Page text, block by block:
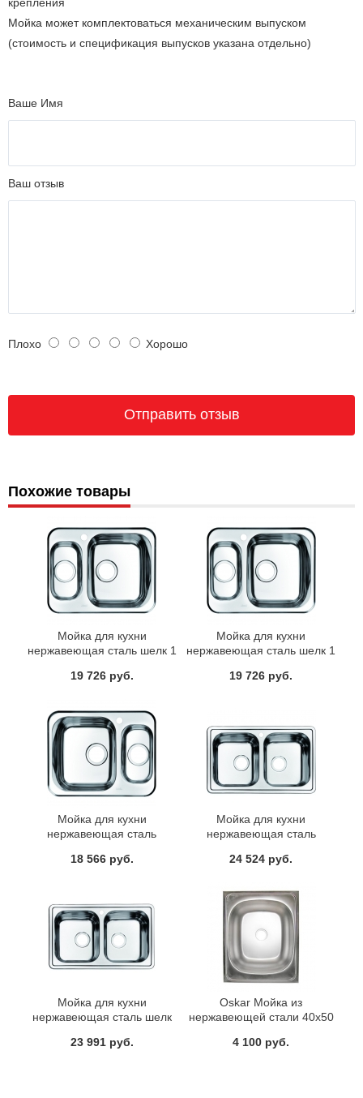
Мойка может комплектоваться механическим выпуском
(стоимость и спецификация выпусков указана отдельно)
Ваше Имя
Ваш отзыв
Плохо Хорошо
Похожие товары
Мойка для кухни
нержавеющая сталь шелк 1
STR60SZi77
19 726 руб.
Мойка для кухни
нержавеющая сталь шелк 1
STR60SXi77
19 726 руб.
Мойка для кухни
нержавеющая сталь
справа Iddis Strit
18 566 руб.
Мойка для кухни
нержавеющая сталь
STR78P2i77
24 524 руб.
Мойка для кухни
нержавеющая сталь шелк
23 991 руб.
Oskar Мойка из
нержавеющей стали 40x50
4 100 руб.